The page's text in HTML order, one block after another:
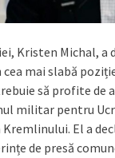
Kristen Michal, a
mai slabă
să profite de
militar pentru
Kremlinului. El a
de presă